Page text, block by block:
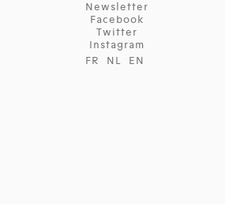
Newsletter
Facebook
Twitter
Instagram
FR
NL EN